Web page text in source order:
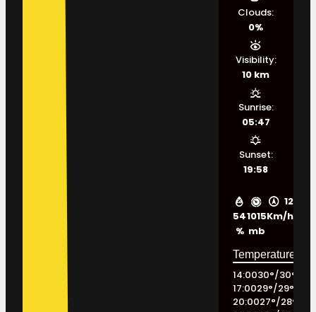
54
%
1015
mb
12
Km/h
Clouds:
0%
Visibility:
10 km
Sunrise:
05:47
Sunset:
19:58
14:0030°/30°
17:0029°/29°
20:0027°/28°